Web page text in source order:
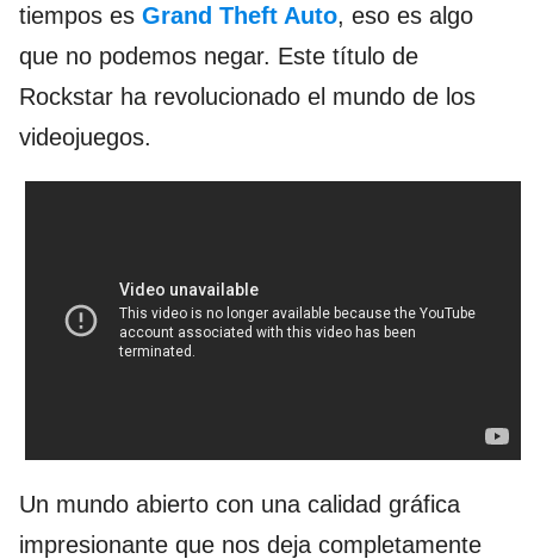
tiempos es Grand Theft Auto, eso es algo
que no podemos negar. Este título de
Rockstar ha revolucionado el mundo de los
videojuegos.
Un mundo abierto con una calidad gráfica
impresionante que nos deja completamente